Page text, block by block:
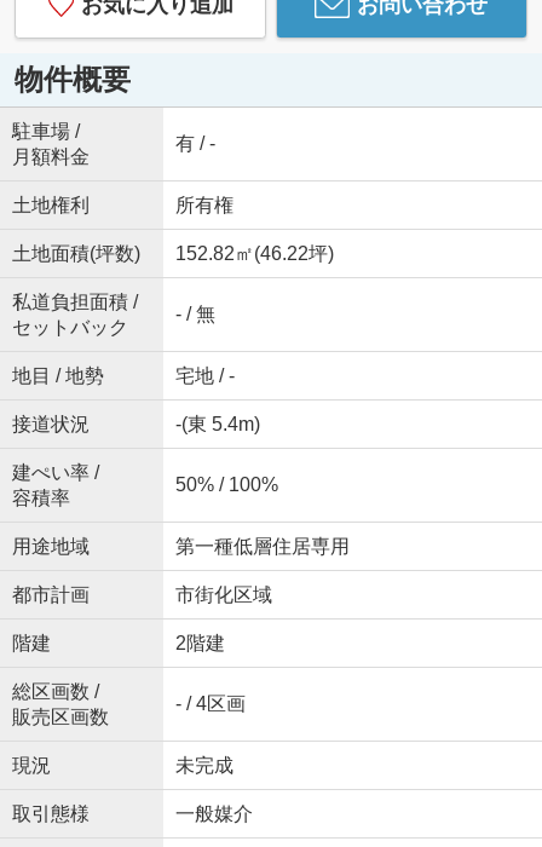
物件概要
駐車場 /
月額料金
有 / -
土地権利 所有権
土地面積(坪数) 152.82㎡(46.22坪)
私道負担面積 /
セットバック
- / 無
地目 / 地勢 宅地 / -
接道状況 -(東 5.4m)
建ぺい率 /
容積率
50% / 100%
用途地域 第一種低層住居専用
都市計画 市街化区域
階建 2階建
総区画数 /
販売区画数
- / 4区画
現況 未完成
取引態様 一般媒介